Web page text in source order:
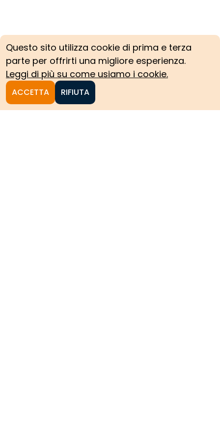
Questo sito utilizza cookie di prima e terza
parte per offrirti una migliore esperienza.
Leggi di più su come usiamo i cookie.
ACCETTA RIFIUTA